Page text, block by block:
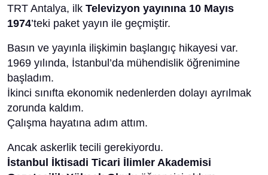
TRT Antalya, ilk Televizyon yayınına 10 Mayıs
1974’teki paket yayın ile geçmiştir.
Basın ve yayınla ilişkimin başlangıç hikayesi var.
1969 yılında, İstanbul’da mühendislik öğrenimine
başladım.
İkinci sınıfta ekonomik nedenlerden dolayı ayrılmak
zorunda kaldım.
Çalışma hayatına adım attım.
Ancak askerlik tecili gerekiyordu.
İstanbul İktisadi Ticari İlimler Akademisi